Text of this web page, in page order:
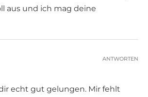
aus und ich mag deine
echt gut gelungen. Mir fehlt
ANTWORTEN